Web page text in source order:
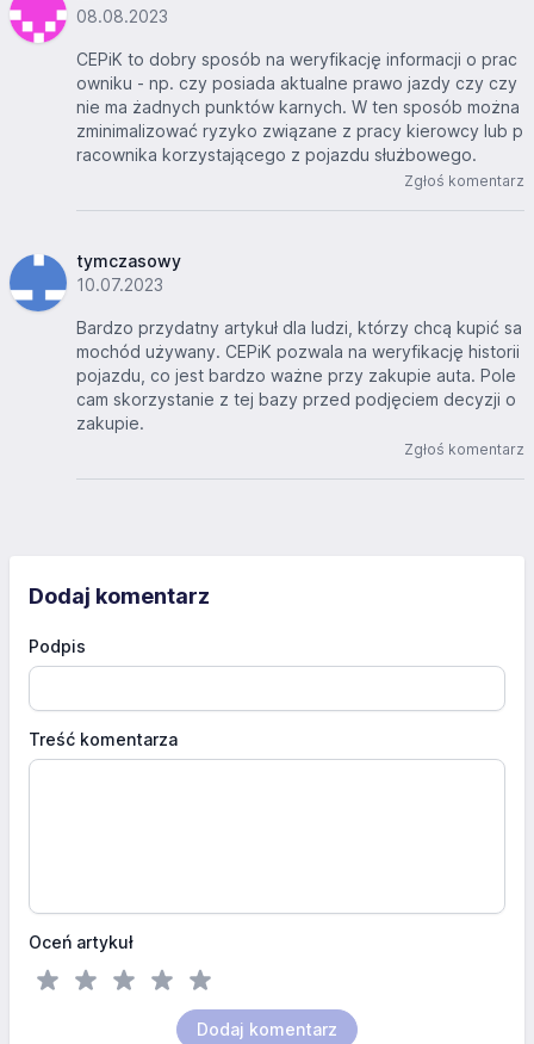
08.08.2023
CEPiK to dobry sposób na weryfikację informacji o prac
owniku - np. czy posiada aktualne prawo jazdy czy czy
nie ma żadnych punktów karnych. W ten sposób można
zminimalizować ryzyko związane z pracy kierowcy lub p
racownika korzystającego z pojazdu służbowego.
Zgłoś komentarz
tymczasowy
10.07.2023
Bardzo przydatny artykuł dla ludzi, którzy chcą kupić sa
mochód używany. CEPiK pozwala na weryfikację historii
pojazdu, co jest bardzo ważne przy zakupie auta. Pole
cam skorzystanie z tej bazy przed podjęciem decyzji o
zakupie.
Zgłoś komentarz
Dodaj komentarz
Podpis
Treść komentarza
Oceń artykuł
Dodaj komentarz